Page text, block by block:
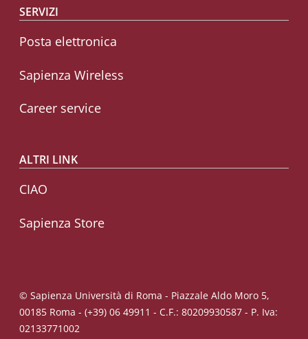
SERVIZI
Posta elettronica
Sapienza Wireless
Career service
ALTRI LINK
CIAO
Sapienza Store
© Sapienza Università di Roma - Piazzale Aldo Moro 5,
00185 Roma - (+39) 06 49911 - C.F.: 80209930587 - P. Iva:
02133771002